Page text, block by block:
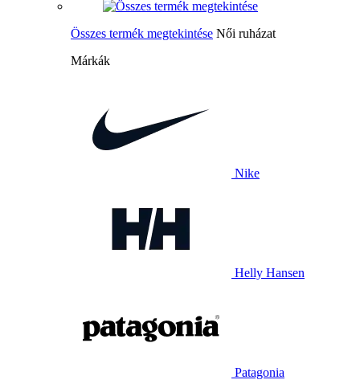
Összes termék megtekintése Női ruházat
Márkák
Nike
Helly Hansen
Patagonia